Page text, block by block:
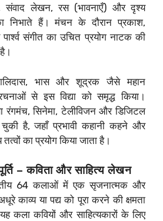
संवाद लेखन, रस (भावनाएँ) और दृश्य
निभाते हैं। मंचन के दौरान प्रकाश,
संगीत का उचित प्रयोग नाटक की
भास और शूद्रक जैसे महान
से इस विद्या को समृद्ध किया।
सिनेमा, टेलीविजन और डिजिटल
चुकी है, जहाँ प्रभावी कहानी कहने और
का प्रयोग किया जाता है।
– कविता और साहित्य लेखन
64 कलाओं में एक सृजनात्मक और
काव्य या पद्य को पूरा करने की क्षमता
कला कवियों और साहित्यकारों के लिए